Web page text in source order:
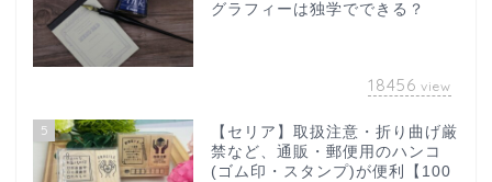
グラフィーは独学でできる？
18456 view
5
【セリア】取扱注意・折り曲げ厳
禁など、通販・郵便用のハンコ
(ゴム印・スタンプ)が便利【100